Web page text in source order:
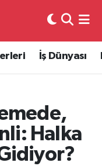
İş Dünyası
Halka